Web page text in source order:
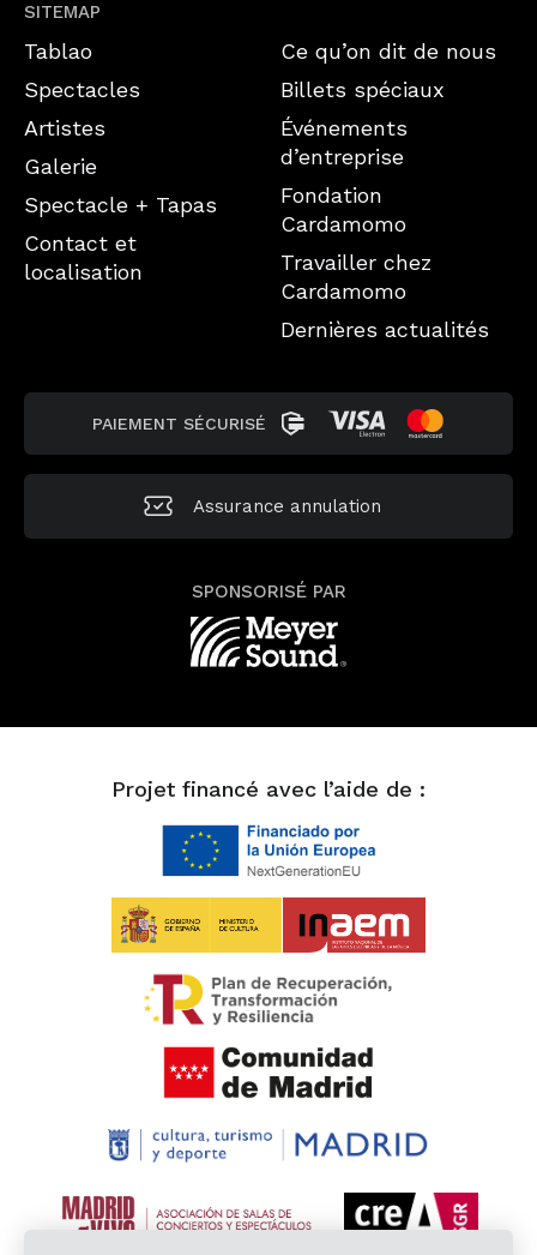
SITEMAP
Tablao
Spectacles
Artistes
Galerie
Spectacle + Tapas
Contact et
localisation
Ce qu’on dit de nous
Billets spéciaux
Événements
d’entreprise
Fondation
Cardamomo
Travailler chez
Cardamomo
Dernières actualités
PAIEMENT SÉCURISÉ
Assurance annulation
SPONSORISÉ PAR
Projet financé avec l’aide de :